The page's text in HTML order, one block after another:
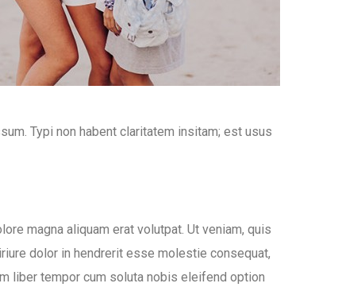
Typi non habent claritatem insitam; est usus
magna aliquam erat volutpat. Ut veniam, quis
dolor in hendrerit esse molestie consequat,
liber tempor cum soluta nobis eleifend option